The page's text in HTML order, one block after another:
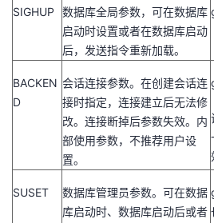
者
堂
支
我
SIGHUP
数据库全局参数，可在数据库
启动时设置或者在数据库启动
后，发送指令重新加载。
BACKEN
D
会话连接参数。在创建会话连
接时指定，连接建立后无法修
改。连接断掉后参数失效。内
部使用参数，不推荐用户设
置。
SUSET
数据库管理员参数。可在数据
库启动时、数据库启动后或者